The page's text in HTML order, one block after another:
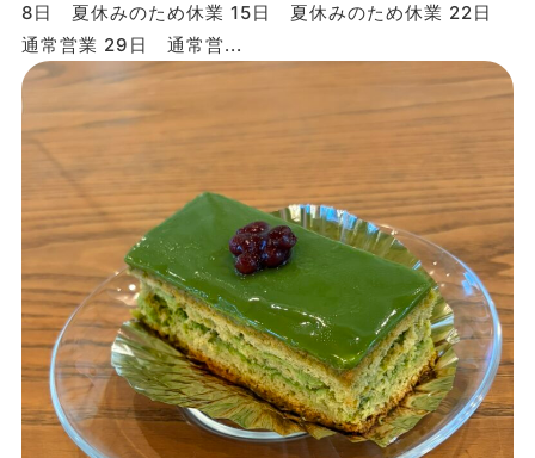
8日 夏休みのため休業 15日 夏休みのため休業 22日
通常営業 29日 通常営...